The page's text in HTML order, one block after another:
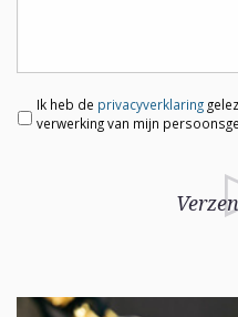
Ik heb de privacyverklaring
verwerking van mijn